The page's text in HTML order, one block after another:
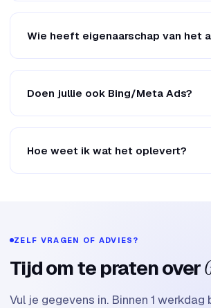
Wie heeft eigenaarschap van het
Doen jullie ook Bing/Meta Ads?
Hoe weet ik wat het oplevert?
ZELF VRAGEN OF ADVIES?
Tijd om te praten over
Vul je gegevens in. Binnen 1 werkdag